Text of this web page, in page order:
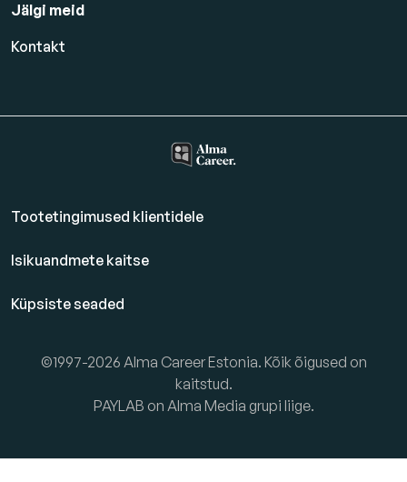
Jälgi meid
Kontakt
Tootetingimused klientidele
Isikuandmete kaitse
Küpsiste seaded
©1997-2026 Alma Career Estonia. Kõik õigused on
kaitstud.
PAYLAB on Alma Media grupi liige.